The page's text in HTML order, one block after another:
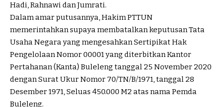
Hadi, Rahnawi dan Jumrati.
Dalam amar putusannya, Hakim PTTUN
memerintahkan supaya membatalkan keputusan Tata
Usaha Negara yang mengesahkan Sertipikat Hak
Pengelolaan Nomor 00001 yang diterbitkan Kantor
Pertahanan (Kanta) Buleleng tanggal 25 November 2020
dengan Surat Ukur Nomor 70/TN/B/1971, tanggal 28
Desember 1971, Seluas 450.000 M2 atas nama Pemda
Buleleng.